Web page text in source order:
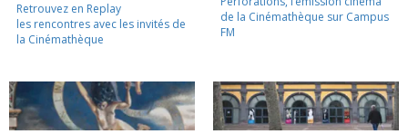
Retrouvez en Replay
les rencontres avec les invités de
la Cinémathèque
de la Cinémathèque sur Campus
FM